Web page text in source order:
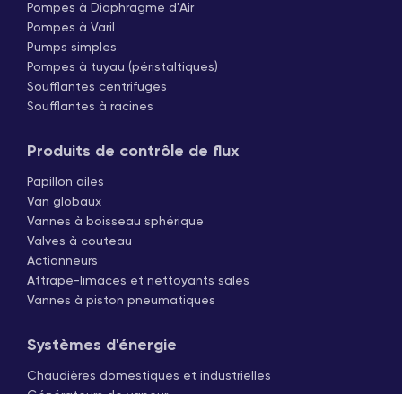
Pompes à Diaphragme d'Air
Pompes à Varil
Pumps simples
Pompes à tuyau (péristaltiques)
Soufflantes centrifuges
Soufflantes à racines
Produits de contrôle de flux
Papillon ailes
Van globaux
Vannes à boisseau sphérique
Valves à couteau
Actionneurs
Attrape-limaces et nettoyants sales
Vannes à piston pneumatiques
Systèmes d'énergie
Chaudières domestiques et industrielles